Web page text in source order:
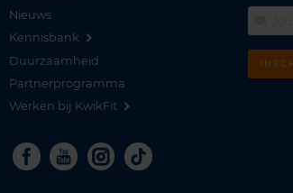
Nieuws
Kennisbank
Duurzaamheid
Partnerprogramma
Werken bij KwikFit
Facebook
YoutubeInstagram
Tiktok